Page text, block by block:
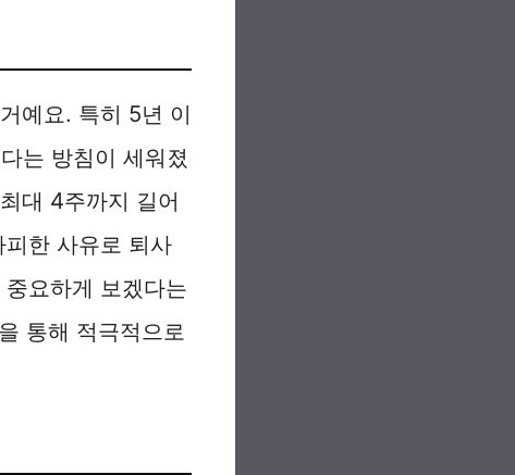
예요. 특히 5년 이
는 방침이 세워졌
대 4주까지 길어
한 사유로 퇴사
요하게 보겠다는
통해 적극적으로